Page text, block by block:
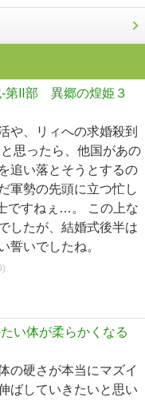
-第Ⅱ部 異郷の煌姫３
や、リィへの求婚殺到
思ったら、他国があの
追い落とそうとするの
軍勢の先頭に立つ忙し
ですねぇ…。 この上な
したが、結婚式後半は
誓いでしたね。
)
い体が柔らかくなる
の硬さが本当にマズイ
ばしていきたいと思い